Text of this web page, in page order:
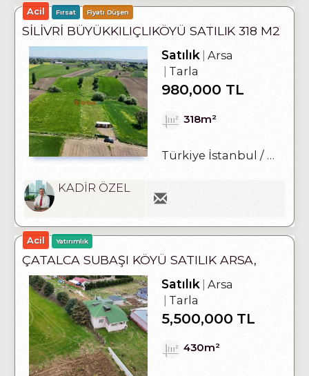
Acil Fırsat Fiyatı Düşen
SILIVRI BÜYÜKKILIÇLIKÖYÜ SATILIK 318 M2
HISSELI TARLA
Satılık Arsa
Tarla
980,000 TL
318m²
Türkiye İstanbul / Silivri
KADİR ÖZEL
Acil Yatırımlık
ÇATALCA SUBAŞI KÖYÜ SATILIK ARSA,
ÜZERINDE EVI OLAN
Satılık Arsa
Tarla
5,500,000 TL
430m²